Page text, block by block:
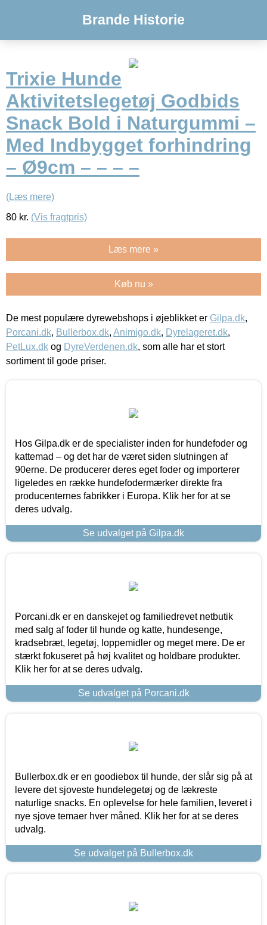
Brande Historie
Trixie Hunde
Aktivitetslegetøj Godbids
Snack Bold i Naturgummi –
Med Indbygget forhindring
– Ø9cm – – – –
(Læs mere)
80 kr. (Vis fragtpris)
Læs mere »
Køb nu »
De mest populære dyrewebshops i øjeblikket er Gilpa.dk,
Porcani.dk, Bullerbox.dk, Animigo.dk, Dyrelageret.dk,
PetLux.dk og DyreVerdenen.dk, som alle har et stort
sortiment til gode priser.
Hos Gilpa.dk er de specialister inden for hundefoder og
kattemad – og det har de været siden slutningen af
90erne. De producerer deres eget foder og importerer
ligeledes en række hundefodermærker direkte fra
producenternes fabrikker i Europa. Klik her for at se
deres udvalg.
Se udvalget på Gilpa.dk
Porcani.dk er en danskejet og familiedrevet netbutik
med salg af foder til hunde og katte, hundesenge,
kradsebræt, legetøj, loppemidler og meget mere. De er
stærkt fokuseret på høj kvalitet og holdbare produkter.
Klik her for at se deres udvalg.
Se udvalget på Porcani.dk
Bullerbox.dk er en goodiebox til hunde, der slår sig på at
levere det sjoveste hundelegetøj og de lækreste
naturlige snacks. En oplevelse for hele familien, leveret i
nye sjove temaer hver måned. Klik her for at se deres
udvalg.
Se udvalget på Bullerbox.dk